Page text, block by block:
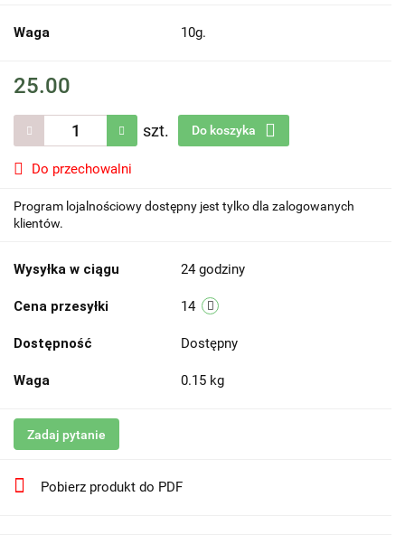
Waga 10g.
25.00
szt. Do koszyka
Do przechowalni
Program lojalnościowy dostępny jest tylko dla zalogowanych
klientów.
Wysyłka w ciągu 24 godziny
Cena przesyłki 14
Dostępność Dostępny
Waga 0.15 kg
Zadaj pytanie
Pobierz produkt do PDF